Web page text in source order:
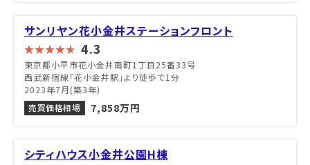
サンリヤン花小金井ステーションフロント
4.3
東京都小平市花小金井南町1丁目25番33号
西武新宿線「花小金井駅」より徒歩で1分
2023年7月(築3年)
売買価格相場
7,858万円
シティハウス小金井公園H棟